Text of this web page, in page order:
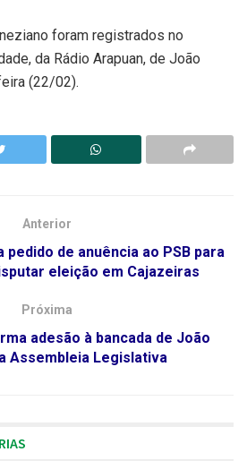
foram registrados no
da Rádio Arapuan, de João
(22/02).
Anterior
de anuência ao PSB para
eleição em Cajazeiras
Próxima
adesão à bancada de João
Assembleia Legislativa